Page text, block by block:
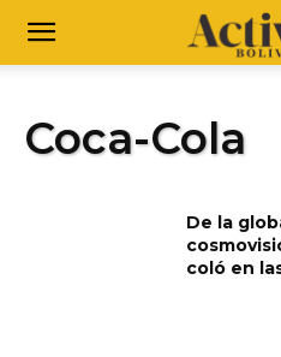
Coca-Cola
De la
coló en